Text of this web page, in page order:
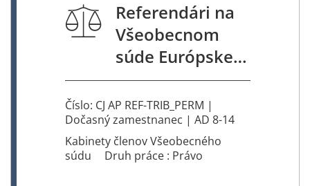
Referendári na
Všeobecnom
súde Európskej
únie
Číslo: CJ AP REF-TRIB_PERM |
Dočasný zamestnanec | AD 8-14
Kabinety členov Všeobecného
súdu
Druh práce : Právo